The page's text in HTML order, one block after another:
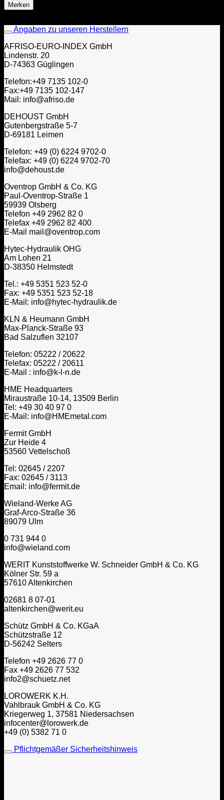
Merken
Angaben zu unseren Herstellern
AFRISO-EURO-INDEX GmbH
Lindenstr. 20
D-74363 Güglingen
Telefon:+49 7135 102-0
Fax:+49 7135 102-147
Mail: info@afriso.de
DEHOUST GmbH
Gutenbergstraße 5-7
D-69181 Leimen
Telefon: +49 (0) 6224 9702-0
Telefax: +49 (0) 6224 9702-70
info@dehoust.de
Oventrop GmbH & Co. KG
Paul-Oventrop-Straße 1
59939 Olsberg
Telefon +49 2962 82 0
Telefax +49 2962 82 400
E-Mail mail@oventrop.com
Hytec-Hydraulik OHG
Am Lohen 21
D-38350 Helmstedt
Tel.: +49 5351 523 52-0
Fax: +49 5351 523 52-18
E-Mail: info@hytec-hydraulik.de
KLN & Heumann GmbH
Max-Planck-Straße 93
Bad Salzuflen 32107
Telefon: 05222 / 20622
Telefax: 05222 / 20611
E-Mail : info@k-l-n.de
HME Headquarters
Miraustraße 10-14, 13509 Berlin
Tel: +49 30 40 97 0
E-Mail: info@HMEmetal.com
Fermit GmbH
Zur Heide 4
53560 Vettelschoß
Tel: 02645 / 2207
Fax: 02645 / 3113
Email: info@fermit.de
Wieland-Werke AG
Graf-Arco-Straße 36
89079 Ulm
0 731 944 0
info@wieland.com
WERIT Kunststoffwerke W. Schneider GmbH & Co. KG
Kölner Str. 59 a
57610 Altenkirchen
02681 8 07-01
altenkirchen@werit.eu
Schütz GmbH & Co. KGaA
Schützstraße 12
D-56242 Selters
Telefon +49 2626 77 0
Fax +49 2626 77 532
info2@schuetz.net
LOROWERK K.H.
Vahlbrauk GmbH & Co. KG
Kriegerweg 1, 37581 Niedersachsen
infocenter@lorowerk.de
+49 (0) 5382 71 0
Pflichtgemäßer Sicherheitshinweis